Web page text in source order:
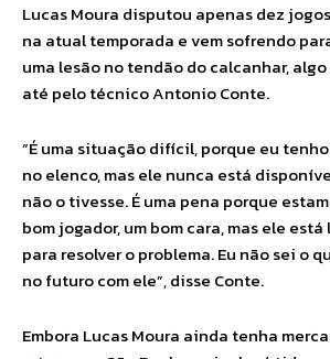
Lucas Moura disputou apenas dez
na atual temporada e vem sofrendo
uma lesão no tendão do calcanhar,
até pelo técnico Antonio Conte.
“É uma situação difícil, porque eu
no elenco, mas ele nunca está
não o tivesse. É uma pena porque
bom jogador, um bom cara, mas ele
para resolver o problema. Eu não sei o
no futuro com ele”, disse Conte.
Embora Lucas Moura ainda tenha